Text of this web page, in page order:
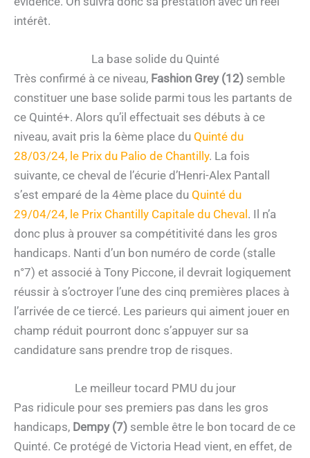
intérêt.
La base solide du Quinté
Très confirmé à ce niveau, Fashion Grey (12) semble
constituer une base solide parmi tous les partants de
ce Quinté+. Alors qu’il effectuait ses débuts à ce
niveau, avait pris la 6ème place du Quinté du
28/03/24, le Prix du Palio de Chantilly. La fois
suivante, ce cheval de l’écurie d’Henri-Alex Pantall
s’est emparé de la 4ème place du Quinté du
29/04/24, le Prix Chantilly Capitale du Cheval. Il n’a
donc plus à prouver sa compétitivité dans les gros
handicaps. Nanti d’un bon numéro de corde (stalle
n°7) et associé à Tony Piccone, il devrait logiquement
réussir à s’octroyer l’une des cinq premières places à
l’arrivée de ce tiercé. Les parieurs qui aiment jouer en
champ réduit pourront donc s’appuyer sur sa
candidature sans prendre trop de risques.
Le meilleur tocard PMU du jour
Pas ridicule pour ses premiers pas dans les gros
handicaps, Dempy (7) semble être le bon tocard de ce
Quinté. Ce protégé de Victoria Head vient, en effet, de